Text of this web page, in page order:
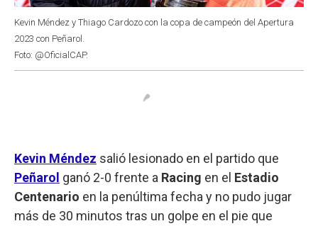
Kevin Méndez y Thiago Cardozo con la copa de campeón del Apertura
2023 con Peñarol.
Foto: @OficialCAP.
Kevin Méndez salió lesionado en el partido que
Peñarol ganó 2-0 frente a Racing en el Estadio
Centenario en la penúltima fecha y no pudo jugar
más de 30 minutos tras un golpe en el pie que